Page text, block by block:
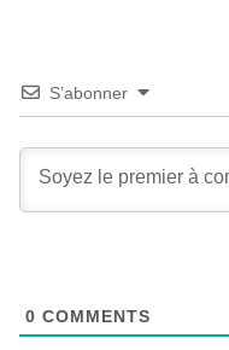
S’abonner
0 COMMENTS